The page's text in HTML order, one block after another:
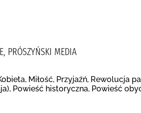
PRÓSZYŃSKI MEDIA
Miłość, Przyjaźń, Rewolucja
Powieść historyczna, Powieść